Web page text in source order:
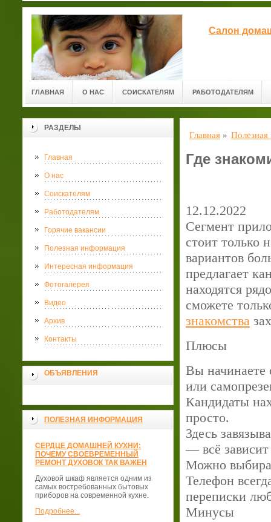
Салон
ГЛАВНАЯ О НАС СОИСКАТЕЛЯМ РАБОТОДАТЕЛЯМ
РАЗДЕЛЫ
Главная
О нас
Соискателям
Работодателям
Горячие вакансии
Полезная информация
Интересная информация
Фотогалерея
Видео
Архив
Контакты
ОБЪЯВЛЕНИЯ
ПОЛЕЗНАЯ ИНФОРМАЦИЯ
СЕРДЦЕ ДОМАШНЕЙ КУХНИ:
ПОЧЕМУ СВОЕВРЕМЕННЫЙ
РЕМОНТ ДУХОВОК ТАК ВАЖЕН
Духовой шкаф является одним из
самых востребованных бытовых
приборов на современной кухне.
Подробнее...
Главная »
Где
12.12.2022
Сегмент
стоит только
вариантов
предлагает
находятся
сможете
знакомства
Плюсы
Вы начинаете
или
Кандидаты
просто.
Здесь
— всё
Можно
Телефон
переписки
Минусы